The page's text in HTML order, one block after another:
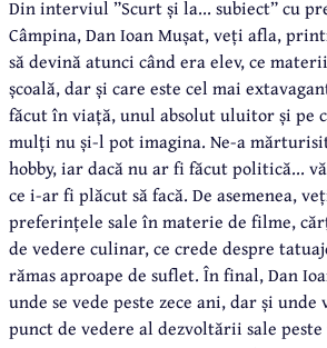
Din interviul ”Scurt și la... subiect” cu
Câmpina, Dan Ioan Mușat, veți afla,
să devină atunci când era elev, ce
școală, dar și care este cel mai
făcut în viață, unul absolut uluitor și pe
mulți nu și-l pot imagina. Ne-a
hobby, iar dacă nu ar fi făcut politică...
ce i-ar fi plăcut să facă. De asemenea,
preferințele sale în materie de filme,
de vedere culinar, ce crede despre
rămas aproape de suflet. În final, Dan
unde se vede peste zece ani, dar și unde
punct de vedere al dezvoltării sale